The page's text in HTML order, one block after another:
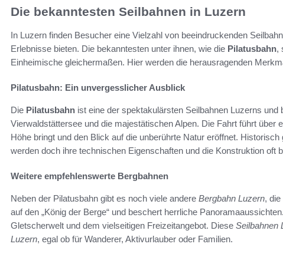
Die bekanntesten Seilbahnen in Luzern
In Luzern finden Besucher eine Vielzahl von beeindruckenden
Erlebnisse bieten. Die bekanntesten unter ihnen, wie die Pilatusbahn,
Einheimische gleichermaßen. Hier werden die herausragenden
Pilatusbahn: Ein unvergesslicher Ausblick
Die Pilatusbahn ist eine der spektakulärsten Seilbahnen Luzerns
Vierwaldstättersee und die majestätischen Alpen. Die Fahrt führt über
Höhe bringt und den Blick auf die unberührte Natur eröffnet.
werden doch ihre technischen Eigenschaften und die Konstruktion oft
Weitere empfehlenswerte Bergbahnen
Neben der Pilatusbahn gibt es noch viele andere Bergbahn Luzern,
auf den „König der Berge“ und beschert herrliche
Gletscherwelt und dem vielseitigen Freizeitangebot. Diese Seilbahnen
Luzern, egal ob für Wanderer, Aktivurlauber oder Familien.